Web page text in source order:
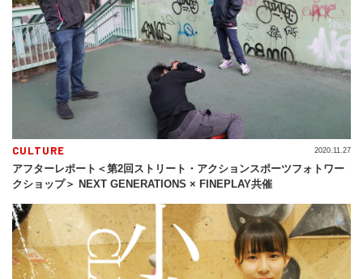
CULTURE
アフターレポート＜第2回ストリート・アクションスポーツフォトワー
クショップ＞ NEXT GENERATIONS × FINEPLAY共催
2020.11.27